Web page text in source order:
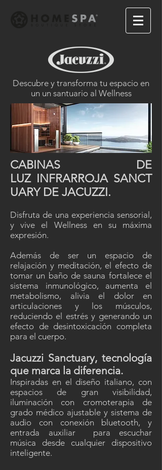
Descubre y transforma tu espacio en
un un santuario al Wellness
CABINAS DE
LUZ INFRARROJA SANCT
UARY DE JACUZZI.
Disfruta de una experiencia sensorial,
y vive el Wellness en su máxima
expresión.
Además de ser un espacio de
relajación y meditación, el efecto de
tomar un baño de sauna fortalece el
sistema inmunológico, aumenta el
metabolismo, alivia el dolor en
articulaciones y los músculos,
reduciendo el estrés y generando un
efecto de desintoxicación completa
para el cuerpo.
Jacuzzi Sanctuary, tecnología
que marca la diferencia.
Inspiradas en el diseño italiano, con
espacios de gran visibilidad,
iluminación con cromoterapia de
grado médico ajustable y sistema de
audio con conexión bluetooth, y
entrada auxiliar para escuchar
música desde cualquier dispositivo
inteligente.